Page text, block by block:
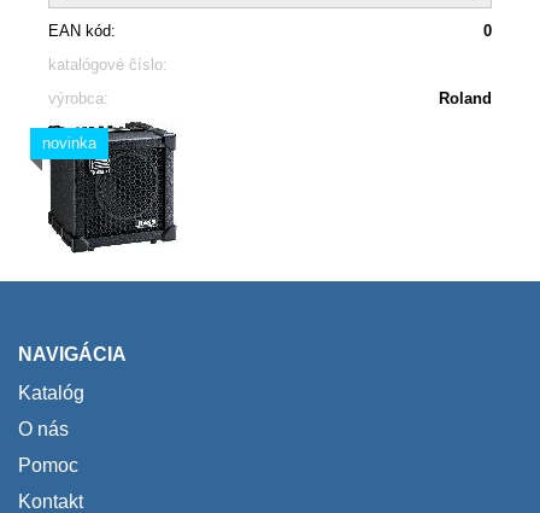
EAN kód:
0
katalógové číslo:
výrobca:
Roland
novinka
NAVIGÁCIA
Katalóg
O nás
Pomoc
Kontakt